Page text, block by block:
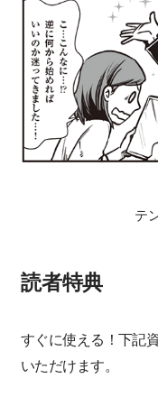
テ
読者特典
すぐに使える！下記
いただけます。